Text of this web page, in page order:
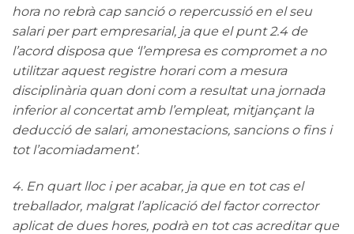
hora no rebrà cap sanció o repercussió en el seu
salari per part empresarial, ja que el punt 2.4 de
l’acord disposa que ‘l’empresa es compromet a no
utilitzar aquest registre horari com a mesura
disciplinària quan doni com a resultat una jornada
inferior al concertat amb l’empleat, mitjançant la
deducció de salari, amonestacions, sancions o fins i
tot l’acomiadament’.
4. En quart lloc i per acabar, ja que en tot cas el
treballador, malgrat l’aplicació del factor corrector
aplicat de dues hores, podrà en tot cas acreditar que